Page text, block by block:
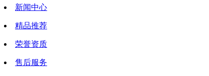
新闻中心
精品推荐
荣誉资质
售后服务